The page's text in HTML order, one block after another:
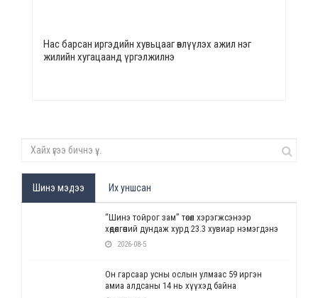
Нас барсан иргэдийн хувьцааг өвлүүлэх ажил нэг
жилийн хугацаанд үргэлжилнэ
Шинэ мэдээ Их уншсан
“Шинэ тойрог зам” төсөл хэрэгжсэнээр
хөдөлгөөний дундаж хурд 23.3 хувиар нэмэгдэнэ
2026-08-5
Он гарсаар усны ослын улмаас 59 иргэн
амиа алдсаны 14 нь хүүхэд байна